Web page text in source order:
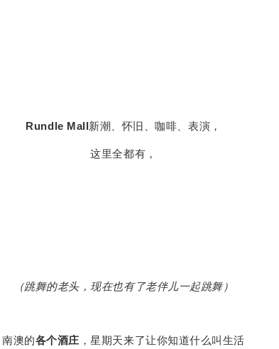
南澳的各个酒庄，星期天来了让你知道什么叫生活